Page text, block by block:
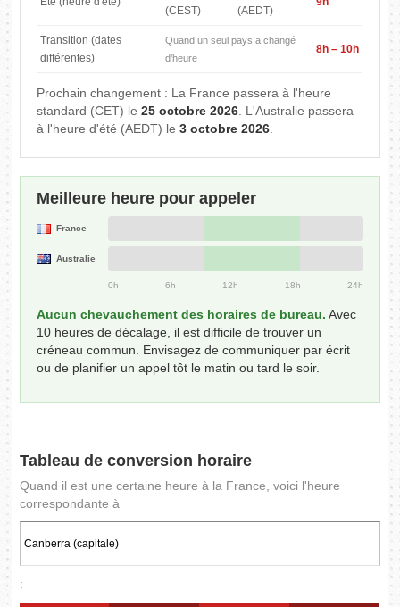
(CEST) (AEDT)
Transition (dates
différentes)
Quand un seul pays a changé
d'heure
8h – 10h
Prochain changement : La France passera à l'heure
standard (CET) le25 octobre 2026. L'Australie passera
à l'heure d'été (AEDT) le3 octobre 2026.
Meilleure heure pour appeler
France
Australie
0h 6h 12h 18h 24h
Aucun chevauchement des horaires de bureau. Avec
10 heures de décalage, il est difficile de trouver un
créneau commun. Envisagez de communiquer par écrit
ou de planifier un appel tôt le matin ou tard le soir.
Tableau de conversion horaire
Quand il est une certaine heure à la France, voici l'heure
correspondante à
: